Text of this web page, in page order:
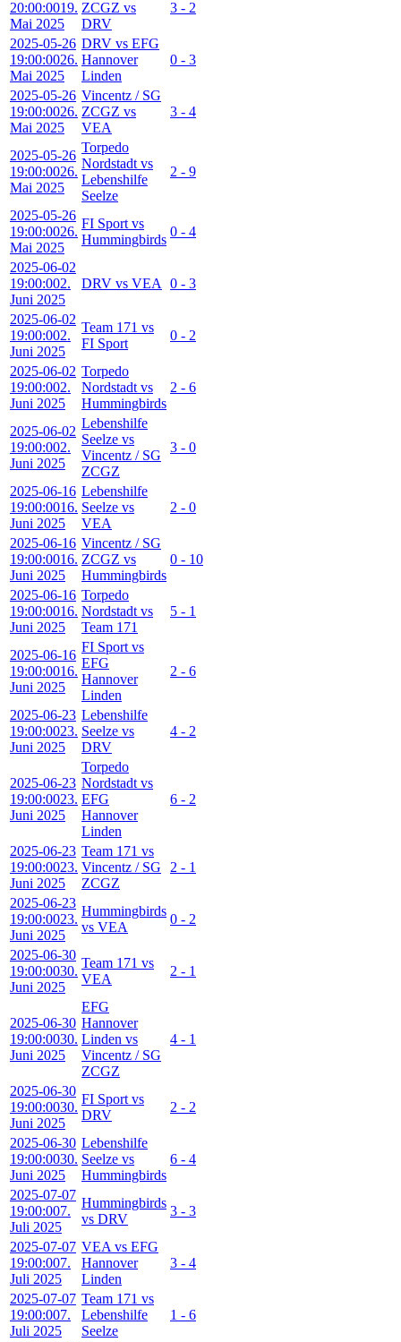
20:00:0019.
Mai 2025
ZCGZ vs
DRV
3 - 2
2025-05-26
19:00:0026.
Mai 2025
DRV vs EFG
Hannover
Linden
0 - 3
2025-05-26
19:00:0026.
Mai 2025
Vincentz / SG
ZCGZ vs
VEA
3 - 4
2025-05-26
19:00:0026.
Mai 2025
Torpedo
Nordstadt vs
Lebenshilfe
Seelze
2 - 9
2025-05-26
19:00:0026.
Mai 2025
FI Sport vs
Hummingbirds
0 - 4
2025-06-02
19:00:002.
Juni 2025
DRV vs VEA 0 - 3
2025-06-02
19:00:002.
Juni 2025
Team 171 vs
FI Sport
0 - 2
2025-06-02
19:00:002.
Juni 2025
Torpedo
Nordstadt vs
Hummingbirds
2 - 6
2025-06-02
19:00:002.
Juni 2025
Lebenshilfe
Seelze vs
Vincentz / SG
ZCGZ
3 - 0
2025-06-16
19:00:0016.
Juni 2025
Lebenshilfe
Seelze vs
VEA
2 - 0
2025-06-16
19:00:0016.
Juni 2025
Vincentz / SG
ZCGZ vs
Hummingbirds
0 - 10
2025-06-16
19:00:0016.
Juni 2025
Torpedo
Nordstadt vs
Team 171
5 - 1
2025-06-16
19:00:0016.
Juni 2025
FI Sport vs
EFG
Hannover
Linden
2 - 6
2025-06-23
19:00:0023.
Juni 2025
Lebenshilfe
Seelze vs
DRV
4 - 2
2025-06-23
19:00:0023.
Juni 2025
Torpedo
Nordstadt vs
EFG
Hannover
Linden
6 - 2
2025-06-23
19:00:0023.
Juni 2025
Team 171 vs
Vincentz / SG
ZCGZ
2 - 1
2025-06-23
19:00:0023.
Juni 2025
Hummingbirds
vs VEA
0 - 2
2025-06-30
19:00:0030.
Juni 2025
Team 171 vs
VEA
2 - 1
2025-06-30
19:00:0030.
Juni 2025
EFG
Hannover
Linden vs
Vincentz / SG
ZCGZ
4 - 1
2025-06-30
19:00:0030.
Juni 2025
FI Sport vs
DRV
2 - 2
2025-06-30
19:00:0030.
Juni 2025
Lebenshilfe
Seelze vs
Hummingbirds
6 - 4
2025-07-07
19:00:007.
Juli 2025
Hummingbirds
vs DRV
3 - 3
2025-07-07
19:00:007.
Juli 2025
VEA vs EFG
Hannover
Linden
3 - 4
2025-07-07
19:00:007.
Juli 2025
Team 171 vs
Lebenshilfe
Seelze
1 - 6